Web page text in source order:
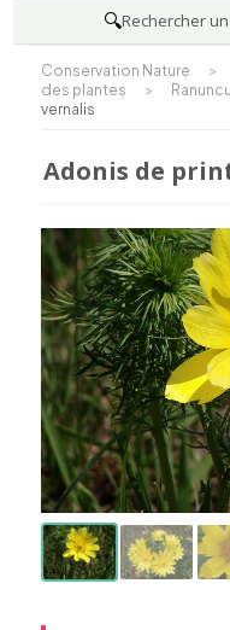
🔍Rechercher
Conservation Nature >
des plantes
>
vernalis
Adonis de